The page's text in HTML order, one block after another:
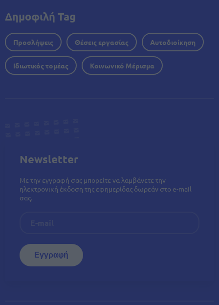
Δημοφιλή Tag
Προσλήψεις Θέσεις εργασίας Αυτοδιοίκηση
Ιδιωτικός τομέας Κοινωνικό Μέρισμα
Newsletter
Με την εγγραφή σας μπορείτε να λαμβάνετε την
ηλεκτρονική έκδοση της εφημερίδας δωρεάν στο e-mail
σας.